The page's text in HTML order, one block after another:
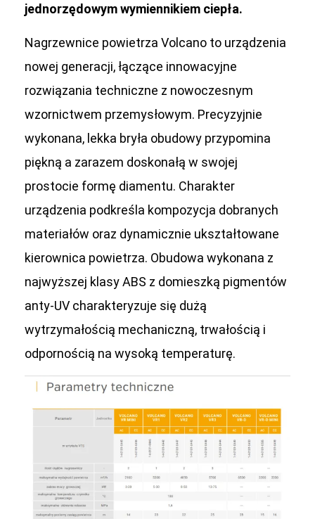
jednorzędowym wymiennikiem ciepła.
Nagrzewnice powietrza Volcano to urządzenia
nowej generacji, łączące innowacyjne
rozwiązania techniczne z nowoczesnym
wzornictwem przemysłowym. Precyzyjnie
wykonana, lekka bryła obudowy przypomina
piękną a zarazem doskonałą w swojej
prostocie formę diamentu. Charakter
urządzenia podkreśla kompozycja dobranych
materiałów oraz dynamicznie ukształtowane
kierownica powietrza. Obudowa wykonana z
najwyższej klasy ABS z domieszką pigmentów
anty-UV charakteryzuje się dużą
wytrzymałością mechaniczną, trwałością i
odpornością na wysoką temperaturę.